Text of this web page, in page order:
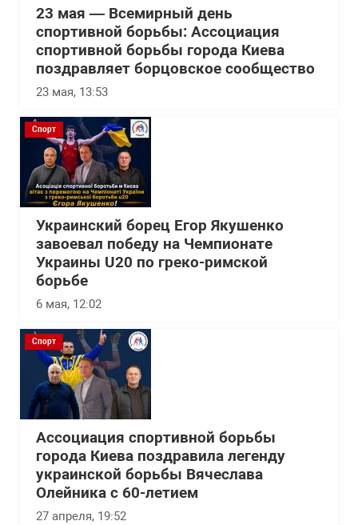
23 мая — Всемирный день
спортивной борьбы: Ассоциация
спортивной борьбы города Киева
поздравляет борцовское сообщество
23 мая, 13:53
Спорт
Украинский борец Егор Якушенко
завоевал победу на Чемпионате
Украины U20 по греко-римской
борьбе
6 мая, 12:02
Спорт
Ассоциация спортивной борьбы
города Киева поздравила легенду
украинской борьбы Вячеслава
Олейника с 60-летием
27 апреля, 19:52